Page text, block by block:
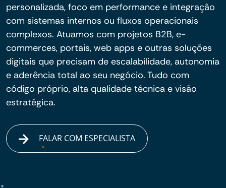
personalizada, foco em performance e integração
com sistemas internos ou fluxos operacionais
complexos. Atuamos com projetos B2B, e-
commerces, portais, web apps e outras soluções
digitais que precisam de escalabilidade, autonomia
e aderência total ao seu negócio. Tudo com
código próprio, alta qualidade técnica e visão
estratégica.
FALAR COM ESPECIALISTA